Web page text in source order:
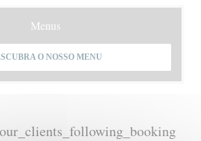
Menus
O NOSSO MENU